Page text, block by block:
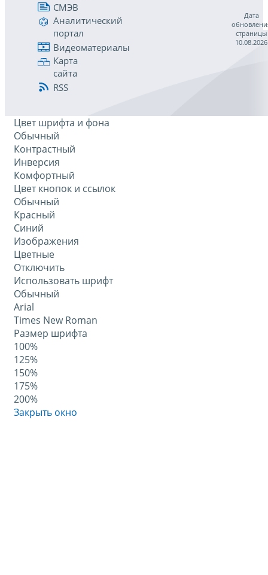
СМЭВ
Аналитический
портал
Видеоматериалы
Карта
сайта
RSS
Дата
страницы
10.08.2026
Цвет шрифта и фона
Обычный
Контрастный
Инверсия
Комфортный
Цвет кнопок и ссылок
Обычный
Красный
Синий
Изображения
Цветные
Отключить
Использовать шрифт
Обычный
Arial
Times New Roman
Размер шрифта
100%
125%
150%
175%
200%
Закрыть окно